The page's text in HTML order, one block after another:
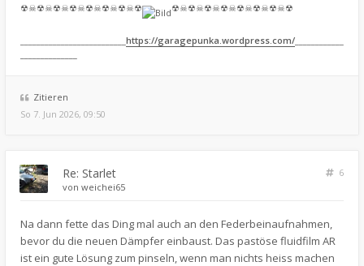
☢☠☢☠☢☠☢☠☢☠☢☠☢☠☢ ☢☠☢☠☢☠☢☠☢☠☢☠☢☠☢
https://garagepunka.wordpress.com/
Zitieren
So 7. Jun 2026, 09:50
Re: Starlet
6
von weichei65
Na dann fette das Ding mal auch an den Federbeinaufnahmen,
bevor du die neuen Dämpfer einbaust. Das pastöse fluidfilm AR
ist ein gute Lösung zum pinseln, wenn man nichts heiss machen